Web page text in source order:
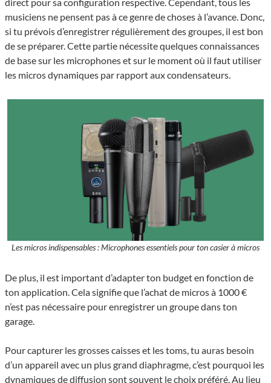
musiciens ne pensent pas à ce genre de choses à l’avance. Donc,
si tu prévois d’enregistrer régulièrement des groupes, il est bon
de se préparer. Cette partie nécessite quelques connaissances
de base sur les microphones et sur le moment où il faut utiliser
les micros dynamiques par rapport aux condensateurs.
Les micros indispensables : Microphones essentiels pour ton casier à micros
De plus, il est important d’adapter ton budget en fonction de
ton application. Cela signifie que l’achat de micros à 1000 €
n’est pas nécessaire pour enregistrer un groupe dans ton
garage.
Pour capturer les grosses caisses et les toms, tu auras besoin
d’un appareil avec un plus grand diaphragme, c’est pourquoi les
dynamiques de diffusion sont souvent le choix préféré. Au lieu